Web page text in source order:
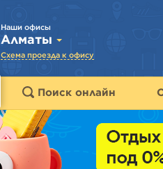
Наши офисы
Алматы
Схема проезда к офису
Поиск онлайн